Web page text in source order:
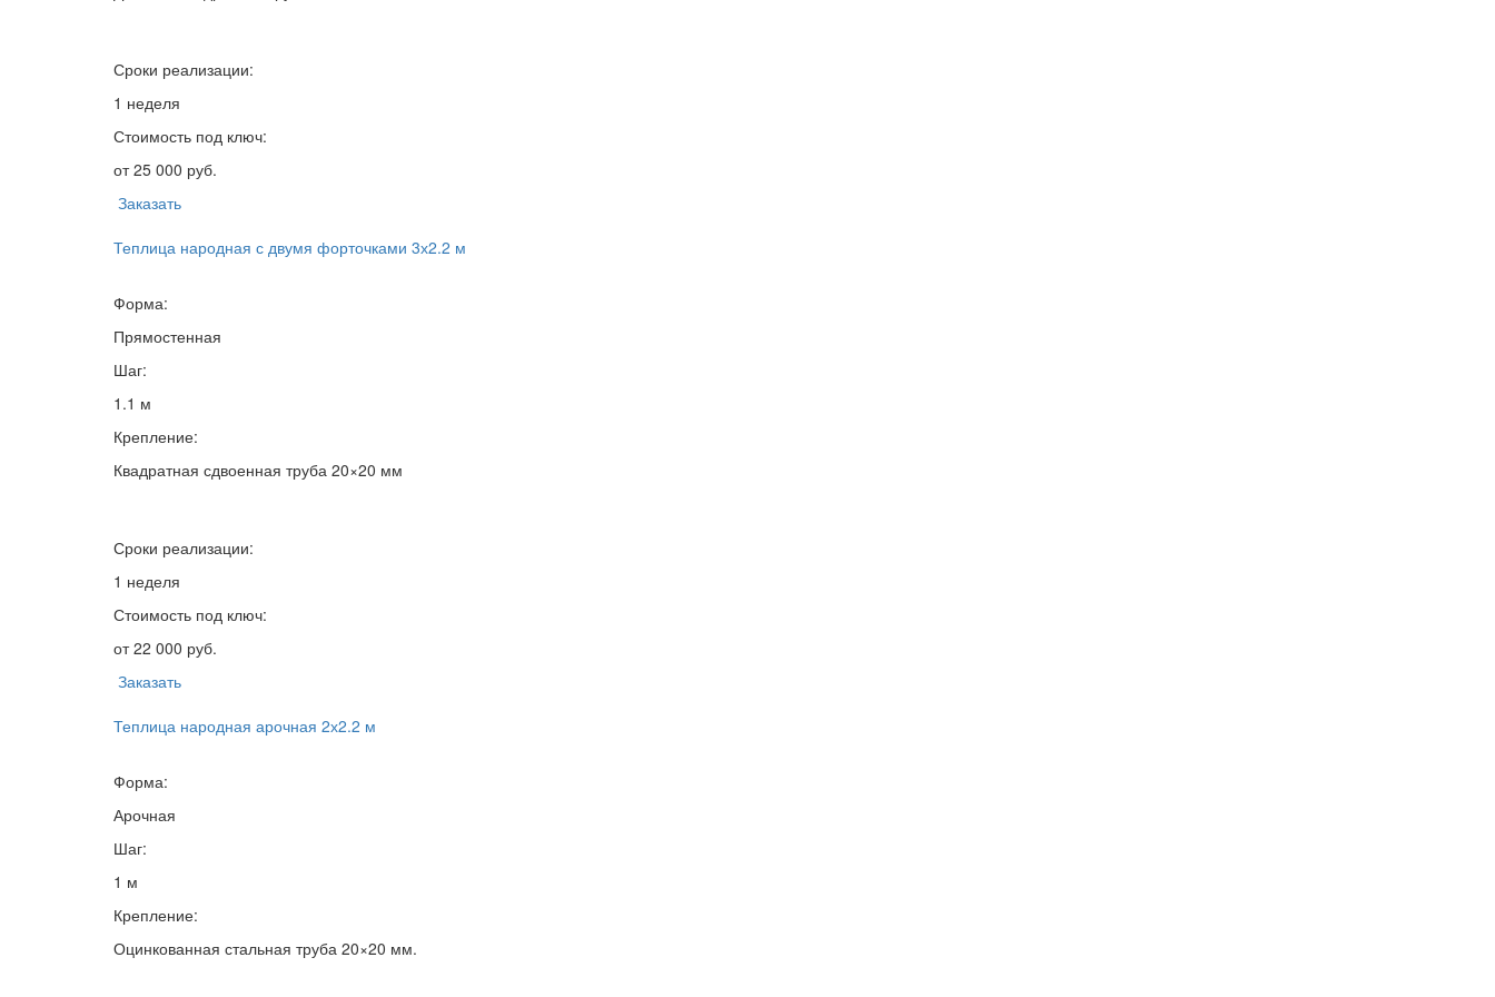
Сроки реализации:
1 неделя
Стоимость под ключ:
от 25 000 руб.
Заказать
Теплица народная с двумя форточками 3х2.2 м
Форма:
Прямостенная
Шаг:
1.1 м
Крепление:
Квадратная сдвоенная труба 20×20 мм
Сроки реализации:
1 неделя
Стоимость под ключ:
от 22 000 руб.
Заказать
Теплица народная арочная 2х2.2 м
Форма:
Арочная
Шаг:
1 м
Крепление:
Оцинкованная стальная труба 20×20 мм.